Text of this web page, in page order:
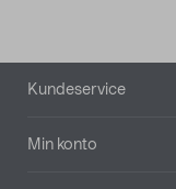
Bunntekst
Kundeservice
Min konto